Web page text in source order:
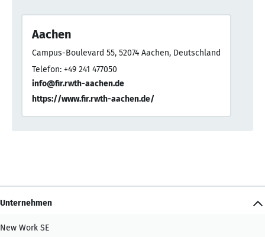
Aachen
Campus-Boulevard 55, 52074 Aachen, Deutschland
Telefon: +49 241 477050
info@fir.rwth-aachen.de
https://www.fir.rwth-aachen.de/
Unternehmen
New Work SE